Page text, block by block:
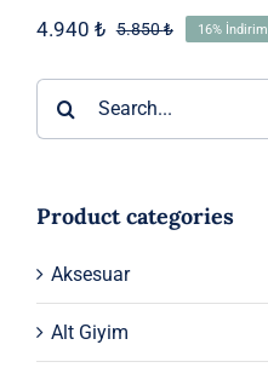
5.850₺Orijinal
5.850 ₺.
4.940 ₺
Şu
fiyat:
4.940 ₺.
16% İndirim
Product categories
Aksesuar
Alt Giyim